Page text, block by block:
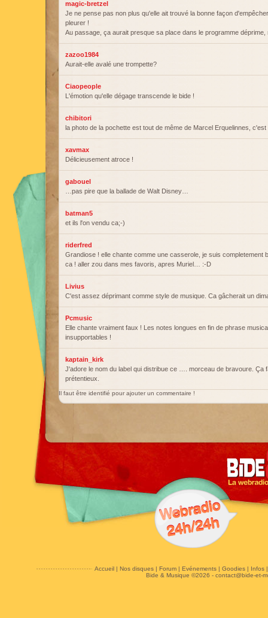
magic-bretzel
Je ne pense pas non plus qu'elle ait trouvé la bonne façon
pleurer !
Au passage, ça aurait presque sa place dans le programme
zazoo1984
Aurait-elle avalé une trompette?
Ciaopeople
L'émotion qu'elle dégage transcende le bide !
chibitori
la photo de la pochette est tout de même de Marcel Erquelinnes,
xavmax
Délicieusement atroce !
gabouel
…pas pire que la ballade de Walt Disney…
batman5
et ils l'on vendu ca;-)
riderfred
Grandiose ! elle chante comme une casserole, je suis completement
ca ! aller zou dans mes favoris, apres Muriel… :-D
Livius
C'est assez déprimant comme style de musique. Ca gâcherait un
Pcmusic
Elle chante vraiment faux ! Les notes longues en fin de phrase
insupportables !
kaptain_kirk
J'adore le nom du label qui distribue ce …. morceau de bravoure. Ça
prétentieux.
Il faut être identifié pour ajouter un commentaire !
Accueil| Nos disques| Forum| Evénements| Goodies| Infos
Bide & Musique ©2026 - contact@bide-et-